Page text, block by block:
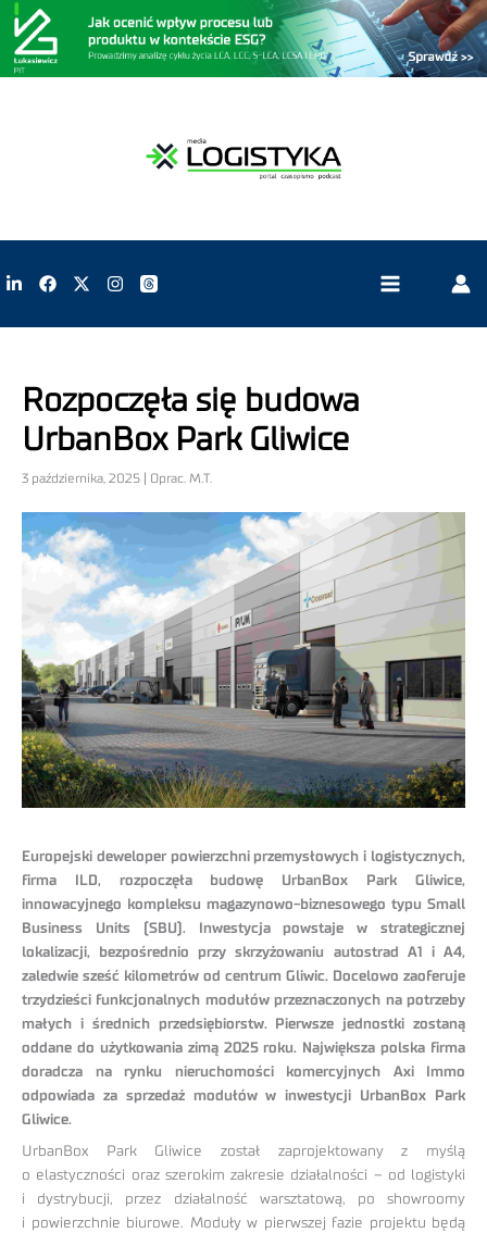
Rozpoczęła się budowa
UrbanBox Park Gliwice
3 października, 2025 | Oprac. M.T.
Europejski deweloper powierzchni przemysłowych i logistycznych,
firma ILD, rozpoczęła budowę UrbanBox Park Gliwice,
innowacyjnego kompleksu magazynowo-biznesowego typu Small
Business Units (SBU). Inwestycja powstaje w strategicznej
lokalizacji, bezpośrednio przy skrzyżowaniu autostrad A1 i A4,
zaledwie sześć kilometrów od centrum Gliwic. Docelowo zaoferuje
trzydzieści funkcjonalnych modułów przeznaczonych na potrzeby
małych i średnich przedsiębiorstw. Pierwsze jednostki zostaną
oddane do użytkowania zimą 2025 roku. Największa polska firma
doradcza na rynku nieruchomości komercyjnych Axi Immo
odpowiada za sprzedaż modułów w inwestycji UrbanBox Park
Gliwice.
UrbanBox Park Gliwice został zaprojektowany z myślą
o elastyczności oraz szerokim zakresie działalności – od logistyki
i dystrybucji, przez działalność warsztatową, po showroomy
i powierzchnie biurowe. Moduły w pierwszej fazie projektu będą